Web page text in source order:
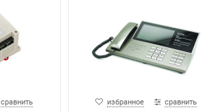
сравнить избранное сравнить